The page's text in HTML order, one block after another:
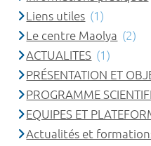
Liens utiles (1)
Le centre Maolya (2)
ACTUALITES (1)
PRÉSENTATION ET
PROGRAMME
EQUIPES ET
Actualités et